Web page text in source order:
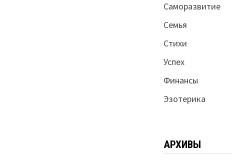
Саморазвитие
Семья
Стихи
Успех
Финансы
Эзотерика
АРХИВЫ